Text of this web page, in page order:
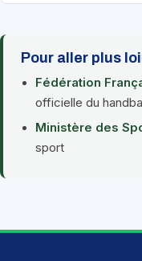
Pour aller plus
Fédération
officielle du
Ministère des
sport